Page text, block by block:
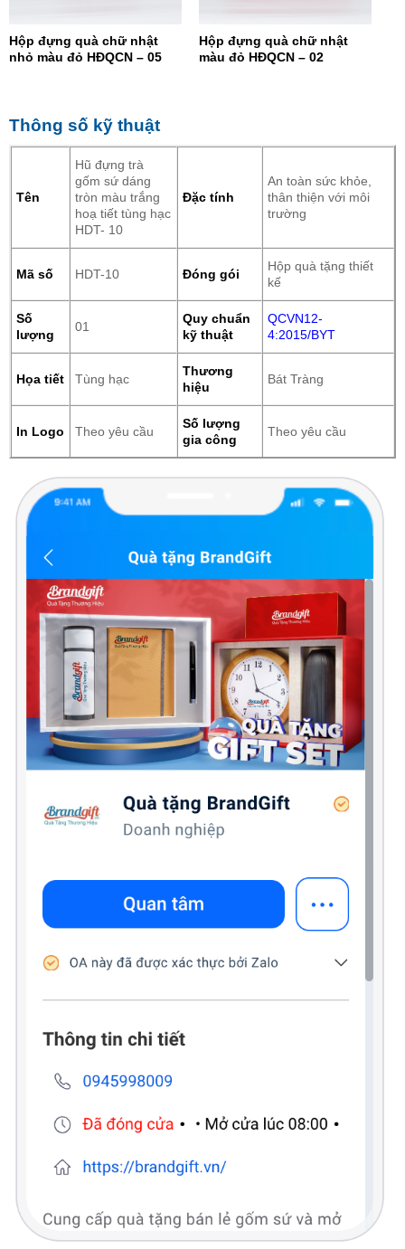
Hộp đựng quà chữ nhật
nhỏ màu đỏ HĐQCN – 05
Hộp đựng quà chữ nhật
màu đỏ HĐQCN – 02
Thông số kỹ thuật
Tên
Hũ đựng trà
gốm sứ dáng
tròn màu trắng
hoạ tiết tùng hạc
HDT- 10
Đặc tính
An toàn sức khỏe,
thân thiện với môi
trường
Mã số HDT-10 Đóng gói
Hộp quà tặng thiết
kế
Số
lượng
01
Quy chuẩn
kỹ thuật
QCVN12-
4:2015/BYT
Họa tiết Tùng hạc
Thương
hiệu
Bát Tràng
In Logo Theo yêu cầu
Số lượng
gia công
Theo yêu cầu